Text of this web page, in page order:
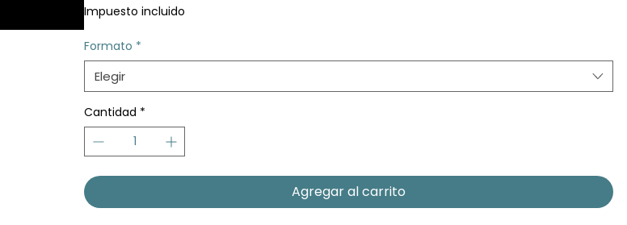
Impuesto incluido
Formato *
Elegir
Cantidad *
Agregar al carrito